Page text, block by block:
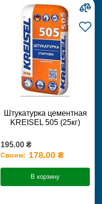
Штукатурка цементная
KREISEL 505 (25кг)
195.00 ₴
Своим: 178.00 ₴
В корзину